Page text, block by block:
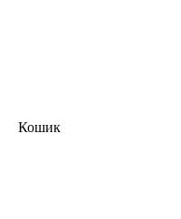
Кошик